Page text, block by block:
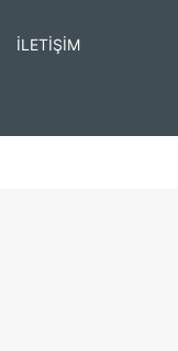
İLETİŞİM